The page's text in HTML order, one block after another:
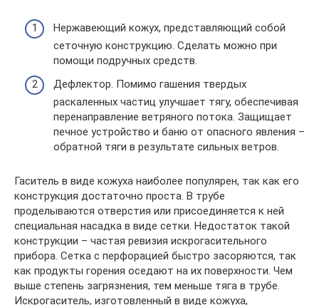
Нержавеющий кожух, представляющий собой
сеточную конструкцию. Сделать можно при
помощи подручных средств.
Дефлектор. Помимо гашения твердых
раскаленных частиц улучшает тягу, обеспечивая
перенаправление ветряного потока. Защищает
печное устройство и баню от опасного явления –
обратной тяги в результате сильных ветров.
Гаситель в виде кожуха наиболее популярен, так как его
конструкция достаточно проста. В трубе
проделываются отверстия или присоединяется к ней
специальная насадка в виде сетки. Недостаток такой
конструкции – частая ревизия искрогасительного
прибора. Сетка с перфорацией быстро засоряются, так
как продукты горения оседают на их поверхности. Чем
выше степень загрязнения, тем меньше тяга в трубе.
Искрогаситель, изготовленный в виде кожуха,